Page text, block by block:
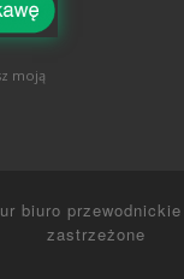
moją
biuro przewodnickie
zastrzeżone